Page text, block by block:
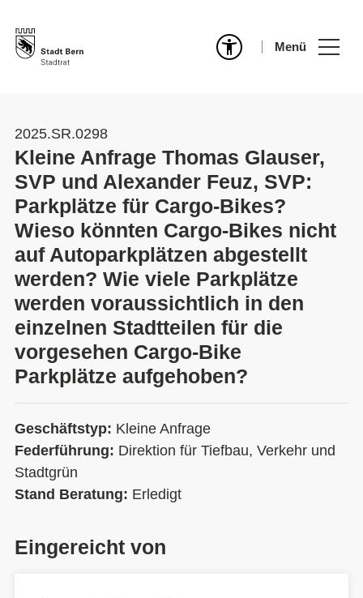
Menü
2025.SR.0298
Kleine Anfrage Thomas Glauser,
SVP und Alexander Feuz, SVP:
Parkplätze für Cargo-Bikes?
Wieso könnten Cargo-Bikes nicht
auf Autoparkplätzen abgestellt
werden? Wie viele Parkplätze
werden voraussichtlich in den
einzelnen Stadtteilen für die
vorgesehen Cargo-Bike
Parkplätze aufgehoben?
Geschäftstyp: Kleine Anfrage
Federführung: Direktion für Tiefbau, Verkehr und
Stadtgrün
Stand Beratung: Erledigt
Eingereicht von